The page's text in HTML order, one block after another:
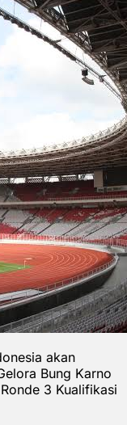
akan
Bung Karno
3 Kualifikasi